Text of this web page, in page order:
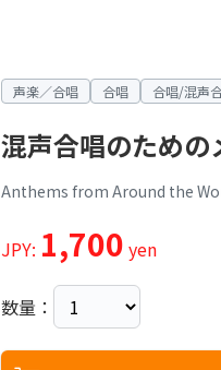
声楽／合唱 合唱 合唱/混声
混声合唱のため
Anthems from Around the
JPY: 1,700 yen
数量：